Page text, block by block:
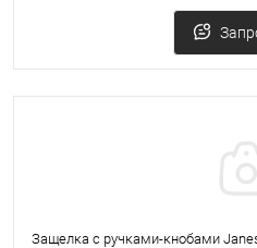
Защелка с ручками-кнобами